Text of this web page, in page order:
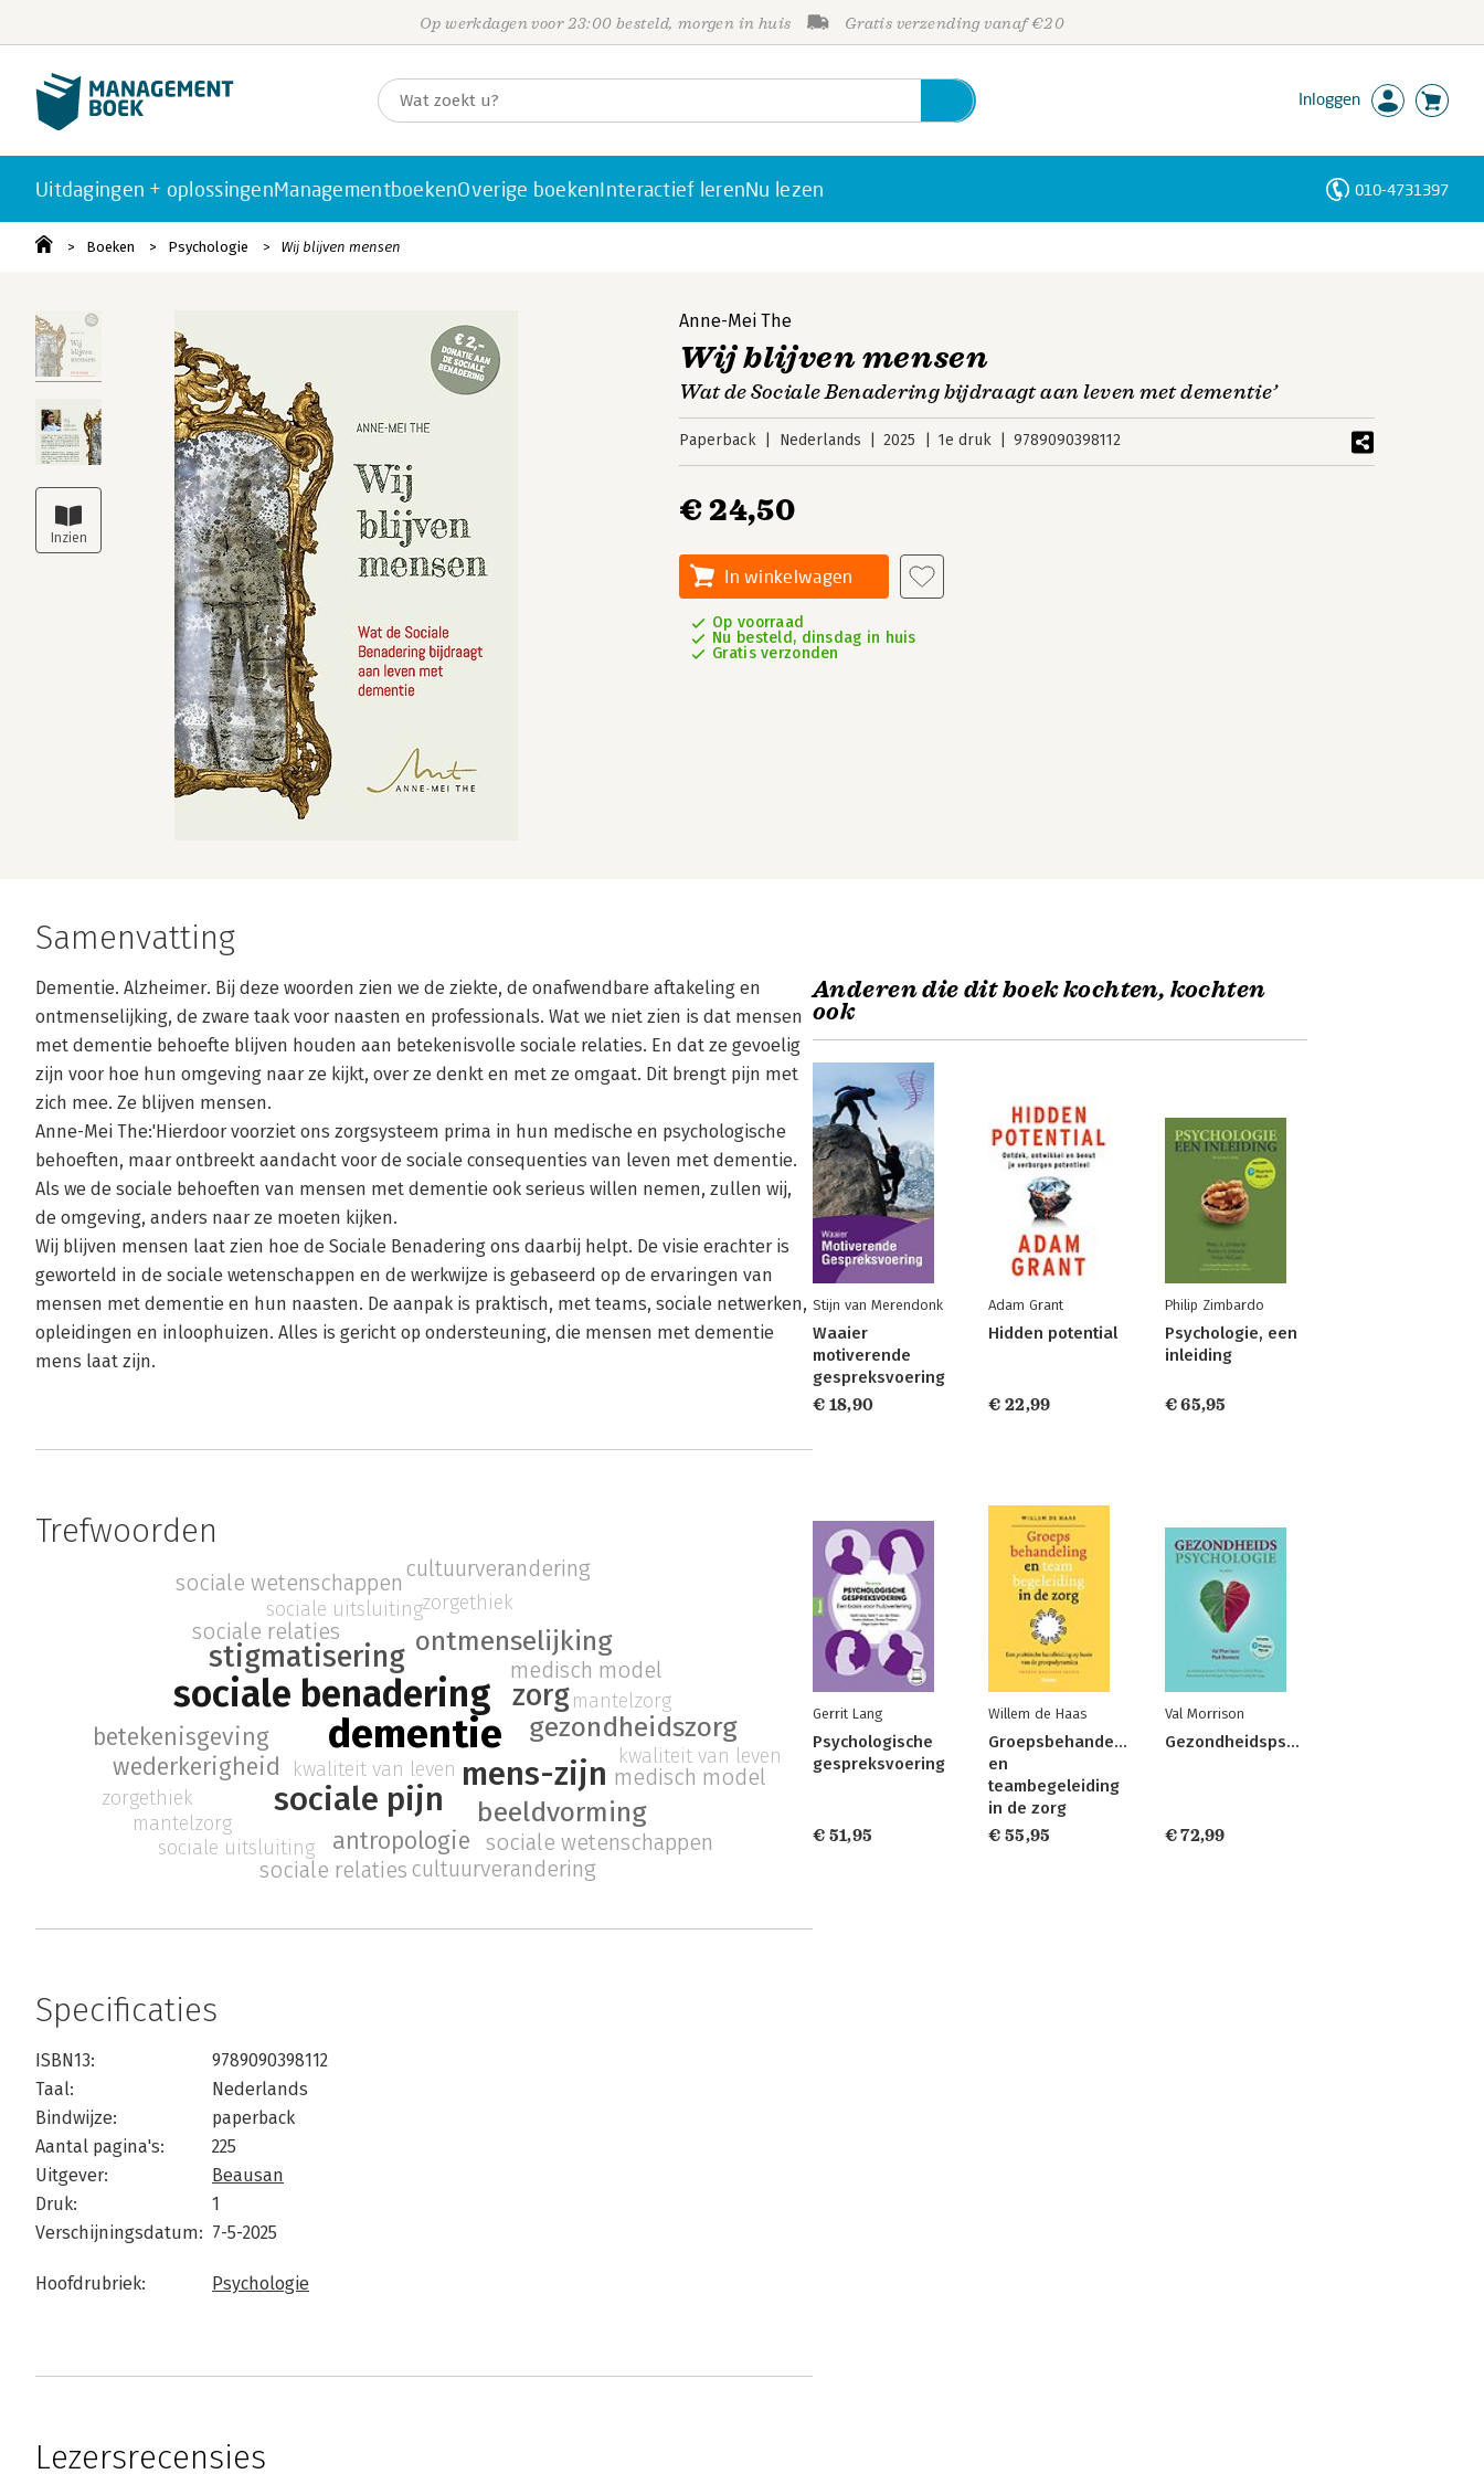
Op werkdagen voor 23:00 besteld, morgen in huis Gratis verzending vanaf €20
Inloggen
Uitdagingen + oplossingenManagementboekenOverige boekenInteractief lerenNu lezen 010-4731397
Boeken Psychologie Wij blijven mensen
Anne-Mei The
Wij blijven mensen
Wat de Sociale Benadering bijdraagt aan leven met dementie’
Paperback Nederlands 2025 1e druk 9789090398112
€ 24,50
In winkelwagen
Op voorraad
Nu besteld, dinsdag in huis
Gratis verzonden
Samenvatting
Dementie. Alzheimer. Bij deze woorden zien we de ziekte, de onafwendbare aftakeling en
ontmenselijking, de zware taak voor naasten en professionals. Wat we niet zien is dat mensen
met dementie behoefte blijven houden aan betekenisvolle sociale relaties. En dat ze gevoelig
zijn voor hoe hun omgeving naar ze kijkt, over ze denkt en met ze omgaat. Dit brengt pijn met
zich mee. Ze blijven mensen.
Anne-Mei The:'Hierdoor voorziet ons zorgsysteem prima in hun medische en psychologische
behoeften, maar ontbreekt aandacht voor de sociale consequenties van leven met dementie.
Als we de sociale behoeften van mensen met dementie ook serieus willen nemen, zullen wij,
de omgeving, anders naar ze moeten kijken.
Wij blijven mensen laat zien hoe de Sociale Benadering ons daarbij helpt. De visie erachter is
geworteld in de sociale wetenschappen en de werkwijze is gebaseerd op de ervaringen van
mensen met dementie en hun naasten. De aanpak is praktisch, met teams, sociale netwerken,
opleidingen en inloophuizen. Alles is gericht op ondersteuning, die mensen met dementie
mens laat zijn.
Trefwoorden
dementie
sociale benadering
mens-zijn
sociale pijn
zorg
stigmatisering ontmenselijking
gezondheidszorg
beeldvorming
antropologie
wederkerigheid
betekenisgeving
kwaliteit van leven
medisch model
sociale relaties
sociale uitsluiting
mantelzorg
zorgethiek
sociale wetenschappen
cultuurverandering
kwaliteit van leven
medisch model
sociale relaties
sociale uitsluiting
mantelzorg
zorgethiek
sociale wetenschappen
cultuurverandering
Specificaties
ISBN13:
9789090398112
Taal:
Nederlands
Bindwijze:
paperback
Aantal pagina's:
225
Uitgever:
Beausan
Druk:
1
Verschijningsdatum: 7-5-2025
Hoofdrubriek: Psychologie
Lezersrecensies
Anderen die dit boek kochten, kochten
ook
Stijn van Merendonk
Waaier
motiverende
gespreksvoering
€ 18,90
Adam Grant
Hidden potential
€ 22,99
Philip Zimbardo
Psychologie, een
inleiding
€ 65,95
Gerrit Lang
Psychologische
gespreksvoering
€ 51,95
Willem de Haas
Groepsbehandeling
en
teambegeleiding
in de zorg
€ 55,95
Val Morrison
Gezondheidspsychologie
€ 72,99
Personen